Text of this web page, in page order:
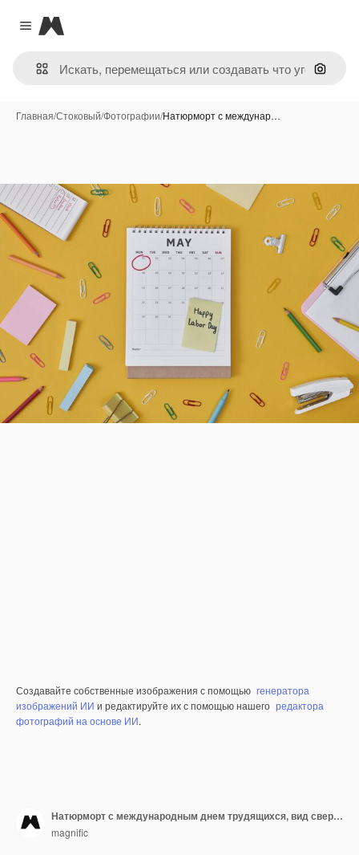
Close menu
Magnific
Поиск
Главная/Стоковый/Фотографии/Натюрморт с междунар…
Создавайте собственные изображения с помощью генератора
изображений ИИ и редактируйте их с помощью нашего редактора
фотографий на основе ИИ.
Натюрморт с международным днем трудящихся, вид сверху
magnific